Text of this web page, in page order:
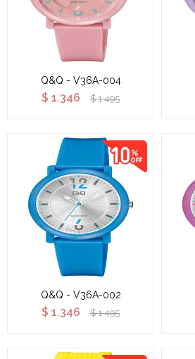
Q&Q - V36A-004
$ 1.346 $ 1.495
Q&Q - V36A-002
$ 1.346 $ 1.495